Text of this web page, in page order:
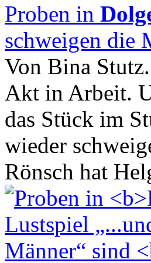
Proben in
schweigen die
Von Bina Stutz.
Akt in Arbeit.
das Stück im
wieder
Rönsch hat